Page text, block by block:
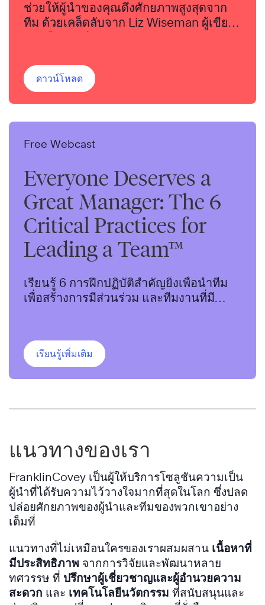
ช่วยให้ผู้นำของคุณดึงศักยภาพสูงสุดจาก
ทีม ด้วยเคล็ดลับจาก Liz Wiseman ผู้เขียน
ดาวน์โหลด
Free Webcast
Everyone Deserves a
Great Manager: The 6
Critical Practices for
Leading a Team™
เรียนรู้ 6 การฝึกปฏิบัติสำคัญยิ่งเพื่อนำทีม
เพื่อสร้างการมีส่วนร่วม และทีมงานที่มี
เรียนรู้เพิ่มเติม
แนวทางของเรา
FranklinCovey เป็นผู้ให้บริการโซลูชันความเป็น
ผู้นำที่ได้รับความไว้วางใจมากที่สุดในโลก ซึ่งปลด
ปล่อยศักยภาพของผู้นำและทีมของพวกเขาอย่าง
เต็มที่
แนวทางที่ไม่เหมือนใครของเราผสมผสาน เนื้อหาที่
มีประสิทธิภาพ จากการวิจัยและพัฒนาหลาย
ทศวรรษ ที่ ปรึกษาผู้เชี่ยวชาญและผู้อำนวยความ
สะดวก และ เทคโนโลยีนวัตกรรม ที่สนับสนุนและ